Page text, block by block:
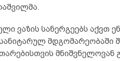
ვაზის სანერგეებს აქვთ
მდგომარეობაში